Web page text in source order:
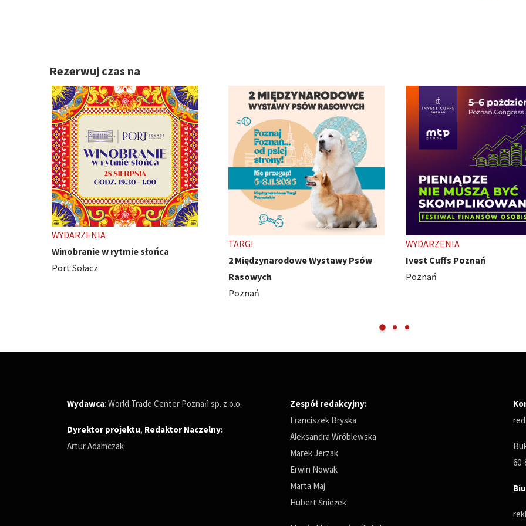
Rezerwuj czas na
2 Międzynarodowe Wystawy Psów
WYDARZENIA
Ivest Cuffs Poznań
Poznań
TARGI
HobbyCon - z pasji się nie
Międzynarodowe Targi
Wydawca: World Trade Center Poznań sp. z o.o.
Dyrektor projektu, Redaktor Naczelny:
Artur Adamczak
Zespół redakcyjny:
Franciszek Bryska
Aleksandra Wróblewska
Marek Jerzak
Erwin Nowak
Marta Maj
Hubert Śnieżek